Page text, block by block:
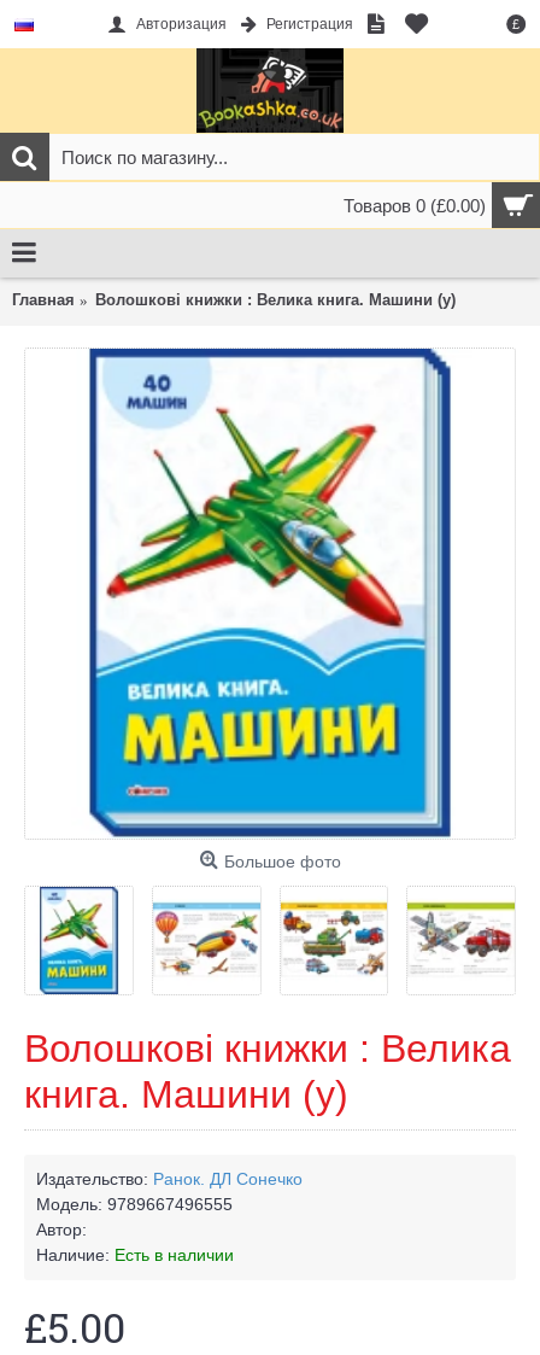
£
Авторизация Регистрация
Товаров 0 (£0.00)
Главная Волошкові книжки : Велика книга. Машини (у)
Большое фото
Волошкові книжки : Велика
книга. Машини (у)
Издательство: Ранок. ДЛ Сонечко
Модель: 9789667496555
Автор:
Наличие: Есть в наличии
£5.00